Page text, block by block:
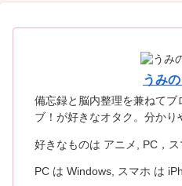
うみ
備忘録と脳内整理を兼ねてブ
ブ！が好きなオタク。分かり
好きなものは アニメ, PC，ス
PC は Windows, スマホ は